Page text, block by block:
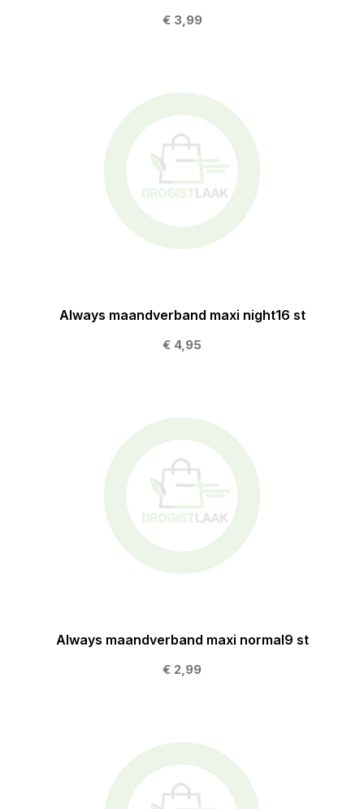
€ 3,99
Always maandverband maxi night16 st
€ 4,95
Always maandverband maxi normal9 st
€ 2,99